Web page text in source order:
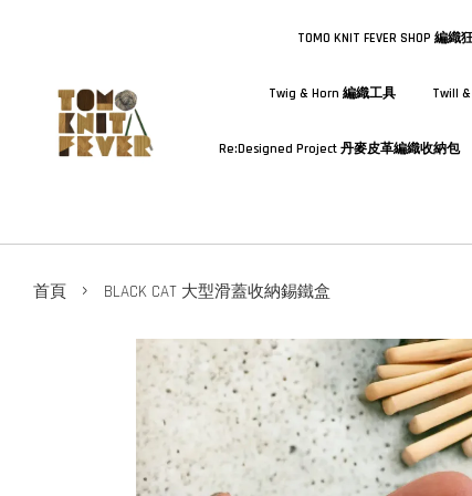
TOMO KNIT FEVER SHOP 編
Twig & Horn 編織工具 Twill
Re:Designed Project 丹麥皮革編織收納包
首頁 › BLACK CAT 大型滑蓋收納錫鐵盒